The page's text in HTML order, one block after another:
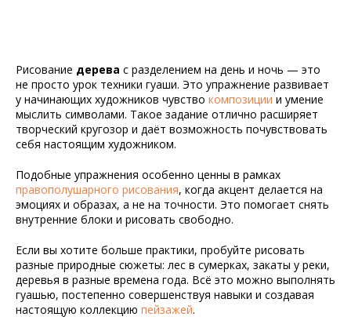
Рисование дерева с разделением на день и ночь — это
не просто урок техники гуаши. Это упражнение развивает
у начинающих художников чувство композиции и умение
мыслить символами. Такое задание отлично расширяет
творческий кругозор и даёт возможность почувствовать
себя настоящим художником.
Подобные упражнения особенно ценны в рамках
правополушарного рисования, когда акцент делается на
эмоциях и образах, а не на точности. Это помогает снять
внутренние блоки и рисовать свободно.
Если вы хотите больше практики, пробуйте рисовать
разные природные сюжеты: лес в сумерках, закаты у реки,
деревья в разные времена года. Всё это можно выполнять
гуашью, постепенно совершенствуя навыки и создавая
настоящую коллекцию пейзажей.